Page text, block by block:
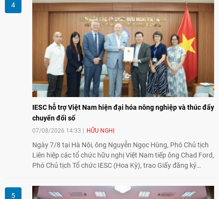
giao lưu truyền thống sang kết nối địa phương, doanh
nghiệp, giáo dục, văn hóa và thế hệ trẻ, góp phần tăng
cường sự hiểu biết và hợp tác giữa nhân dân hai nước.
IESC hỗ trợ Việt Nam hiện đại hóa nông nghiệp và thúc đẩy
chuyển đổi số
07/08/2026 14:33 HỮU NGHỊ
Ngày 7/8 tại Hà Nội, ông Nguyễn Ngọc Hùng, Phó Chủ tịch
Liên hiệp các tổ chức hữu nghị Việt Nam tiếp ông Chad Ford,
Phó Chủ tịch Tổ chức IESC (Hoa Kỳ), trao Giấy đăng ký
đổi về định hướng triển khai Dự án "Mở rộng Thương mại
Nông nghiệp và An toàn thực phẩm Hoa Kỳ - Việt Nam",